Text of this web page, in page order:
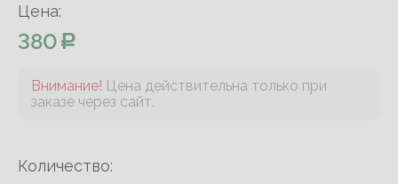
Цена:
380
Внимание! Цена действительна только при
заказе через сайт.
Количество: